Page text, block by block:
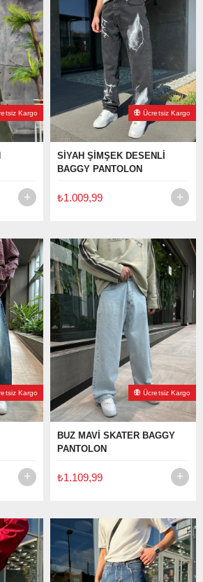
Kargo
SİYAH ŞİMŞEK DESENLİ
BAGGY PANTOLON
₺1.009,99
Ücretsiz Kargo
Kargo
BUZ MAVİ SKATER BAGGY
PANTOLON
₺1.109,99
Ücretsiz Kargo